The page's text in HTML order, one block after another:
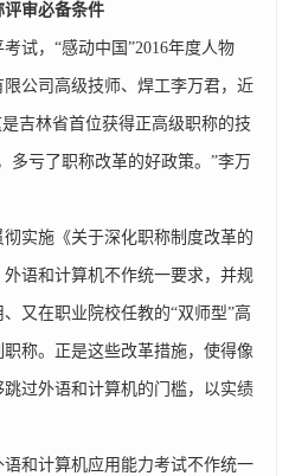
审必备条件
，“感动中国”2016年度人物
公司高级技师、焊工李万君，近
吉林省首位获得正高级职称的技
多亏了职称改革的好政策。”李万
实施《关于深化职称制度改革的
语和计算机不作统一要求，并规
又在职业院校任教的“双师型”高
称。正是这些改革措施，使得像
过外语和计算机的门槛，以实绩
和计算机应用能力考试不作统一